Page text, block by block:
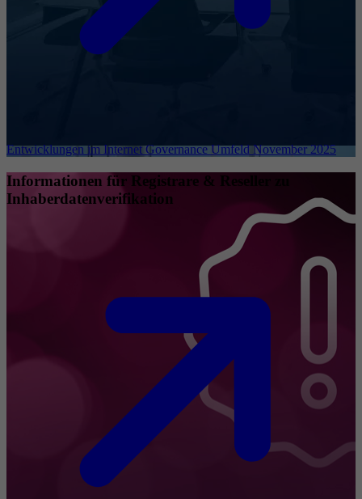
Entwicklungen im Internet Governance Umfeld November 2025
Informationen für Registrare & Reseller zu
Inhaberdatenverifikation